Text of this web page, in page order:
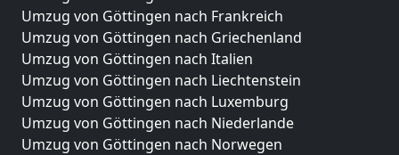
Umzug von Göttingen nach Frankreich
Umzug von Göttingen nach Griechenland
Umzug von Göttingen nach Italien
Umzug von Göttingen nach Liechtenstein
Umzug von Göttingen nach Luxemburg
Umzug von Göttingen nach Niederlande
Umzug von Göttingen nach Norwegen